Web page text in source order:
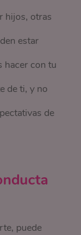
hijos, otras
estar
hacer con tu
de ti, y no
de
puede